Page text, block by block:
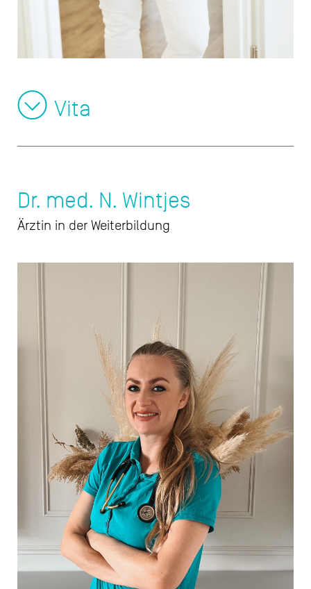
Vita
Dr. med. N. Wintjes
Ärztin in der Weiterbildung